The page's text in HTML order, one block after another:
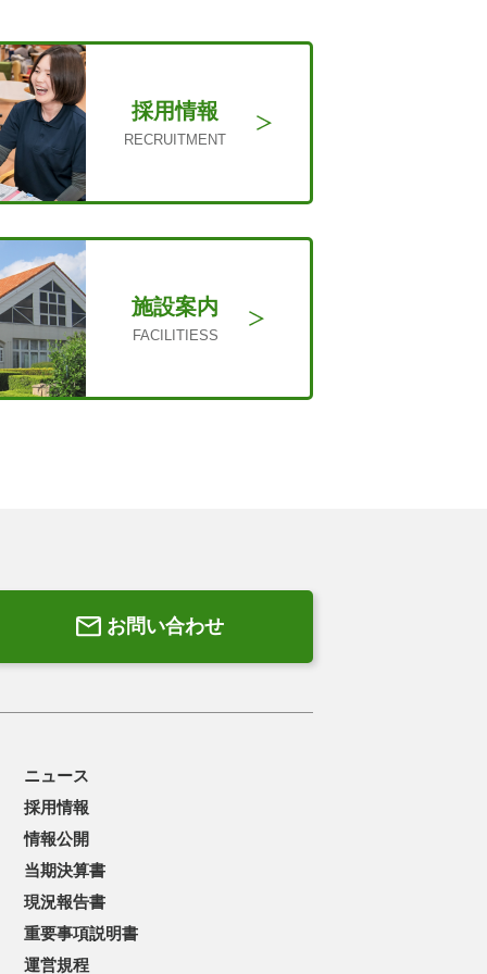
採用情報
RECRUITMENT
施設案内
FACILITIESS
お問い合わせ
ニュース
採用情報
情報公開
当期決算書
現況報告書
重要事項説明書
運営規程